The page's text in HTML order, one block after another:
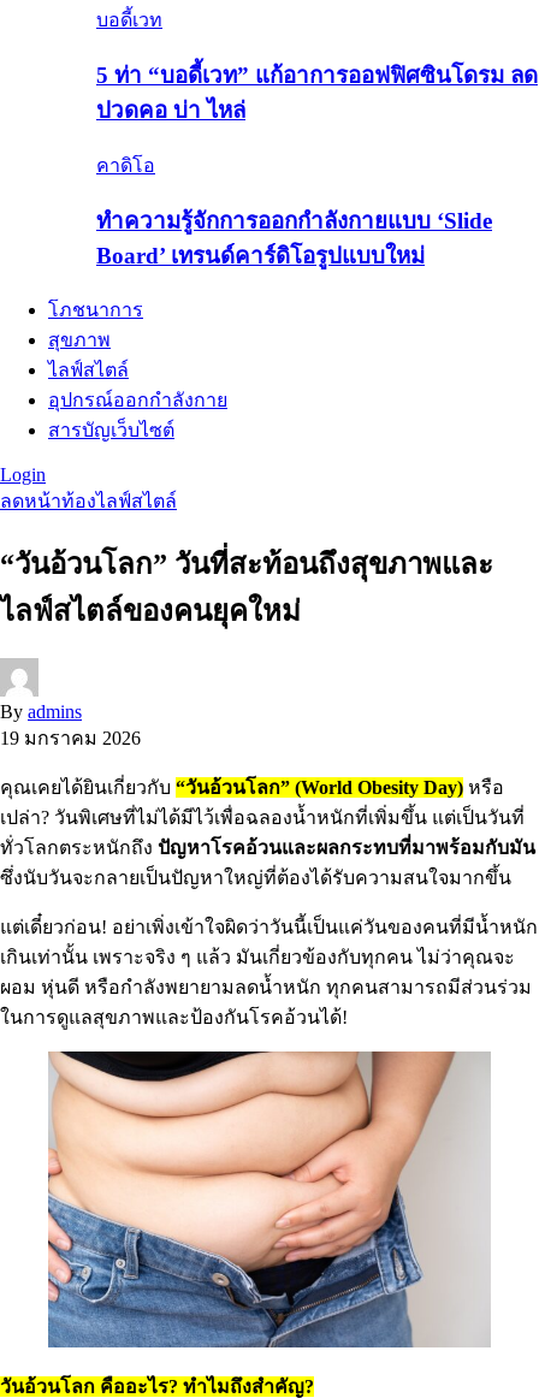
บอดี้เวท
5 ท่า “บอดี้เวท” แก้อาการออฟฟิศซินโดรม ลด
ปวดคอ บ่า ไหล่
คาดิโอ
ทำความรู้จักการออกกำลังกายแบบ ‘Slide
Board’ เทรนด์คาร์ดิโอรูปแบบใหม่
โภชนาการ
สุขภาพ
ไลฟ์สไตล์
อุปกรณ์ออกกำลังกาย
สารบัญเว็บไซต์
Login
ลดหน้าท้องไลฟ์สไตล์
“วันอ้วนโลก” วันที่สะท้อนถึงสุขภาพและ
ไลฟ์สไตล์ของคนยุคใหม่
By admins
19 มกราคม 2026
คุณเคยได้ยินเกี่ยวกับ “วันอ้วนโลก” (World Obesity Day) หรือ
เปล่า? วันพิเศษที่ไม่ได้มีไว้เพื่อฉลองน้ำหนักที่เพิ่มขึ้น แต่เป็นวันที่
ทั่วโลกตระหนักถึง ปัญหาโรคอ้วนและผลกระทบที่มาพร้อมกับมัน
ซึ่งนับวันจะกลายเป็นปัญหาใหญ่ที่ต้องได้รับความสนใจมากขึ้น
แต่เดี๋ยวก่อน! อย่าเพิ่งเข้าใจผิดว่าวันนี้เป็นแค่วันของคนที่มีน้ำหนัก
เกินเท่านั้น เพราะจริง ๆ แล้ว มันเกี่ยวข้องกับทุกคน ไม่ว่าคุณจะ
ผอม หุ่นดี หรือกำลังพยายามลดน้ำหนัก ทุกคนสามารถมีส่วนร่วม
ในการดูแลสุขภาพและป้องกันโรคอ้วนได้!
วันอ้วนโลก คืออะไร? ทำไมถึงสำคัญ?